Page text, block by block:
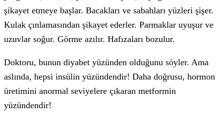
şikayet etmeye başlar. Bacakları ve sabahları yüzleri şişer.
Kulak çınlamasından şikayet ederler. Parmaklar uyuşur ve
uzuvlar soğur. Görme azılır. Hafızaları bozulur.
Doktoru, bunun diyabet yüzünden olduğunu söyler. Ama
aslında, hepsi insülin yüzündendir! Daha doğrusu, hormon
üretimini anormal seviyelere çıkaran metformin
yüzündendir!